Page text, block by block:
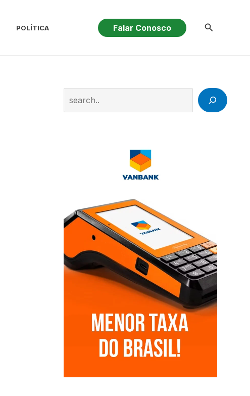
POLÍTICA Falar Conosco Pesquisar